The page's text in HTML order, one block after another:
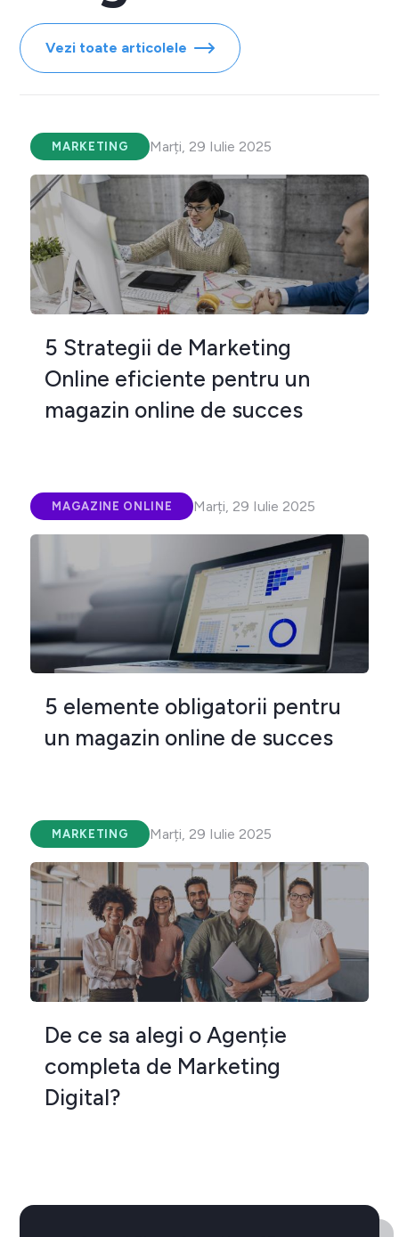
Vezi toate articolele
MARKETING Marți, 29 Iulie 2025
5 Strategii de Marketing
Online eficiente pentru un
magazin online de succes
MAGAZINE ONLINE Marți, 29 Iulie 2025
5 elemente obligatorii pentru
un magazin online de succes
MARKETING Marți, 29 Iulie 2025
De ce sa alegi o Agenție
completa de Marketing
Digital?